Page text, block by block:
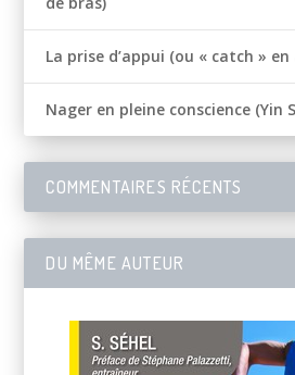
La prise d’appui (ou « catch »
Nager en pleine conscience (Yin
COMMENTAIRES RÉCENTS
DU MÊME AUTEUR